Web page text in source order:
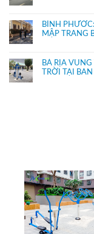
BÌNH
MẬP TRANG
BÀ RỊA
TRỜI TẠI